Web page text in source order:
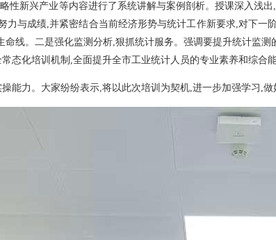
性新兴产业等内容进行了系统讲解与案例剖析。授课深入浅
力与成绩,并紧密结合当前经济形势与统计工作新要求,对下一
命线。二是强化监测分析,狠抓统计服务。强调要提升统计监
化培训机制,全面提升全市工业统计人员的专业素养和综合
能力。大家纷纷表示,将以此次培训为契机,进一步加强学习,做